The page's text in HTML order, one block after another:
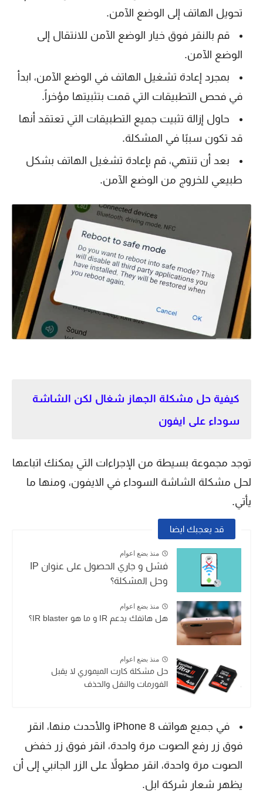
تحويل الهاتف إلى الوضع الآمن.
قم بالنقر فوق خيار الوضع الآمن للانتقال إلى
الوضع الآمن.
بمجرد إعادة تشغيل الهاتف في الوضع الآمن، ابدأ
في فحص التطبيقات التي قمت بتثبيتها مؤخراً.
حاول إزالة تثبيت جميع التطبيقات التي تعتقد أنها
قد تكون سببًا في المشكلة.
بعد أن تنتهي، قم بإعادة تشغيل الهاتف بشكل
طبيعي للخروج من الوضع الآمن.
كيفية حل مشكلة الجهاز شغال لكن الشاشة
سوداء على ايفون
توجد مجموعة بسيطة من الإجراءات التي يمكنك اتباعها
لحل مشكلة الشاشة السوداء في الايفون، ومنها ما
يأتي.
قد يعجبك ايضا
منذ بضع اعوام
فشل و جاري الحصول على عنوان IP
وحل المشكلة؟
منذ بضع اعوام
هل هاتفك يدعم IR و ما هو IR blaster؟
منذ بضع اعوام
حل مشكلة كارت الميموري لا يقبل
الفورمات والنقل والحذف
في جميع هواتف iPhone 8 والأحدث منها، انقر
فوق زر رفع الصوت مرة واحدة، انقر فوق زر خفض
الصوت مرة واحدة، انقر مطولاً على الزر الجانبي إلى أن
يظهر شعار شركة ابل.